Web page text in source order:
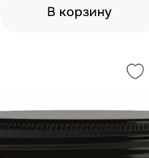
В корзину